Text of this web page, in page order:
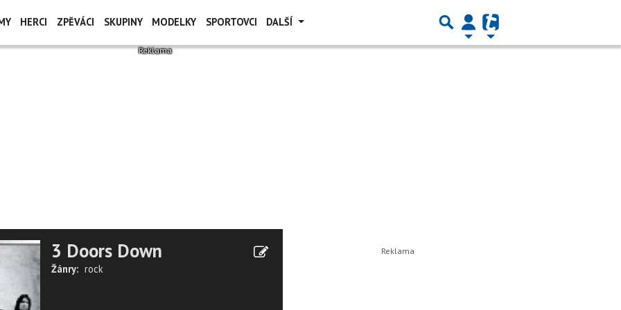
HERCI ZPĚVÁCI SKUPINY MODELKY SPORTOVCI DALŠÍ
3 Doors Down
Žánry: rock